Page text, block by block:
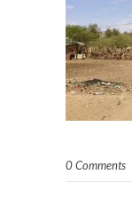
0 Comments